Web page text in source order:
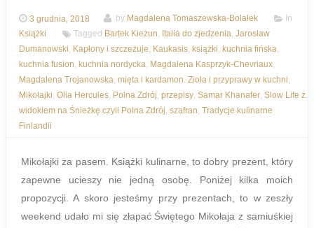
3 grudnia, 2018 by Magdalena Tomaszewska-Bolałek
In
Książki
Tagged Bartek Kieżun, Italia do zjedzenia, Jarosław
Dumanowski, Kapłony i szczeżuje, Kaukasis, książki, kuchnia fińska,
kuchnia fusion, kuchnia nordycka, Magdalena Kasprzyk-Chevriaux,
Magdalena Trojanowska, mięta i kardamon. Zioła i przyprawy w kuchni,
Mikołajki, Olia Hercules, Polna Zdrój, przepisy, Samar Khanafer, Slow Life z
widokiem na Śnieżkę czyli Polna Zdrój, szafran, Tradycje kulinarne
Finlandii
Mikołajki za pasem. Książki kulinarne, to dobry prezent, który
zapewne ucieszy nie jedną osobę. Poniżej kilka moich
propozycji. A skoro jesteśmy przy prezentach, to w zeszły
weekend udało mi się złapać Świętego Mikołaja z samiuśkiej